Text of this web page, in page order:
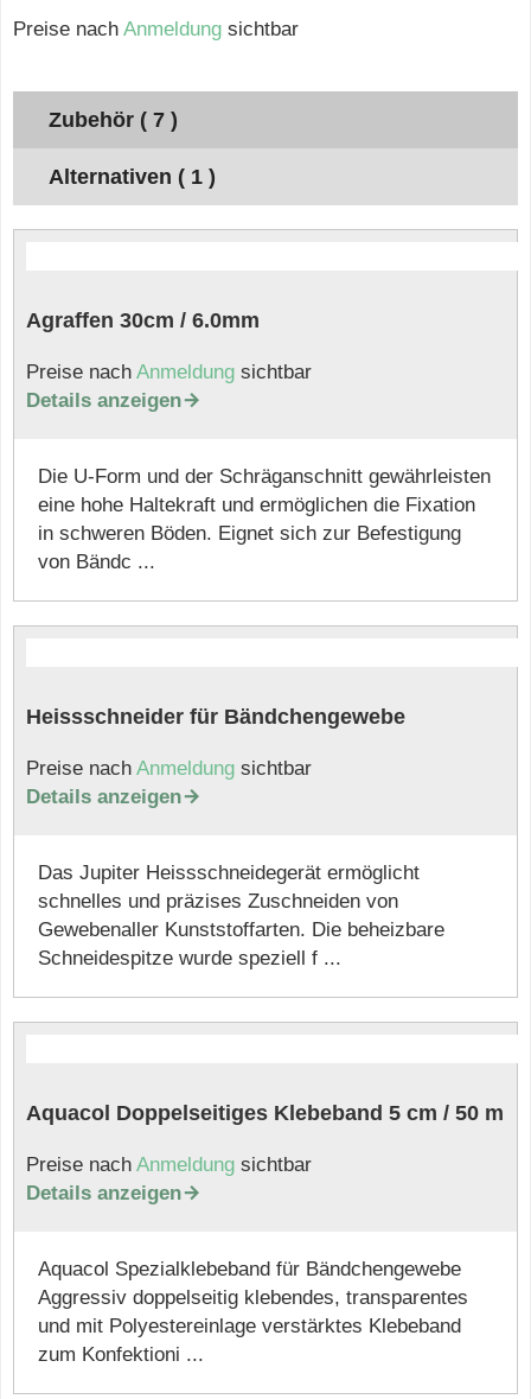
Preise nach Anmeldung sichtbar
Zubehör ( 7 )
Alternativen ( 1 )
Agraffen 30cm / 6.0mm
Preise nach Anmeldung sichtbar
Details anzeigen
Die U-Form und der Schräganschnitt gewährleisten
eine hohe Haltekraft und ermöglichen die Fixation
in schweren Böden. Eignet sich zur Befestigung
von Bändc ...
Heissschneider für Bändchengewebe
Preise nach Anmeldung sichtbar
Details anzeigen
Das Jupiter Heissschneidegerät ermöglicht
schnelles und präzises Zuschneiden von
Gewebenaller Kunststoffarten. Die beheizbare
Schneidespitze wurde speziell f ...
Aquacol Doppelseitiges Klebeband 5 cm / 50 m
Preise nach Anmeldung sichtbar
Details anzeigen
Aquacol Spezialklebeband für Bändchengewebe
Aggressiv doppelseitig klebendes, transparentes
und mit Polyestereinlage verstärktes Klebeband
zum Konfektioni ...